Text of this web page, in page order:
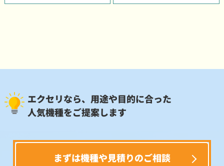
エクセリなら、用途や目的に合った
人気機種をご提案します
まずは機種や見積りのご相談